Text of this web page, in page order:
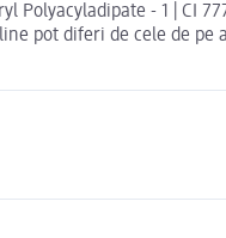
- 1 | CI
pot diferi de cele de